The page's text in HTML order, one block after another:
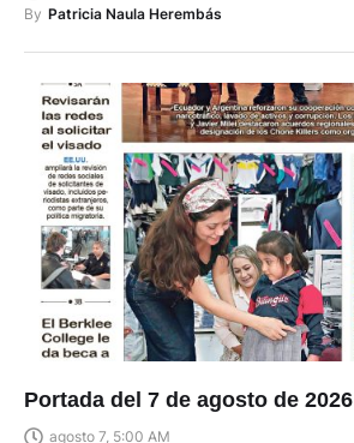
By Patricia Naula Herembás
Portada del 7 de agosto de 2026
agosto 7, 5:00 AM